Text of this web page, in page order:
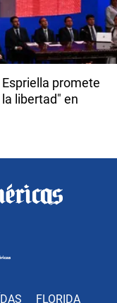
promete
libertad" en
FLORIDA